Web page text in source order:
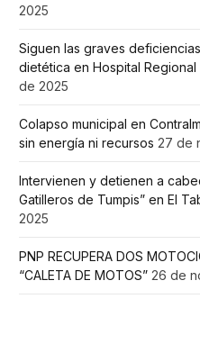
2025
Siguen las graves
dietética en Hospital Regional
de 2025
Colapso municipal en
sin energía ni recursos 27 de
Intervienen y detienen a
Gatilleros de Tumpis” en El
2025
PNP RECUPERA DOS
“CALETA DE MOTOS” 26 de